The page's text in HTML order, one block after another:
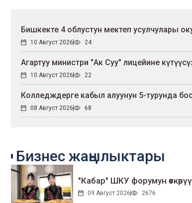
Бишкекте 4 облустун мектеп усулчулары
10 Август 2026 24
Агартуу министри "Ак Суу" лицейине
10 Август 2026 22
Колледждерге кабыл алуунун 5-турунда
08 Август 2026 68
Бизнес жаңылыктары
"Кабар" ШКУ форумун
09 Август 2026 2676